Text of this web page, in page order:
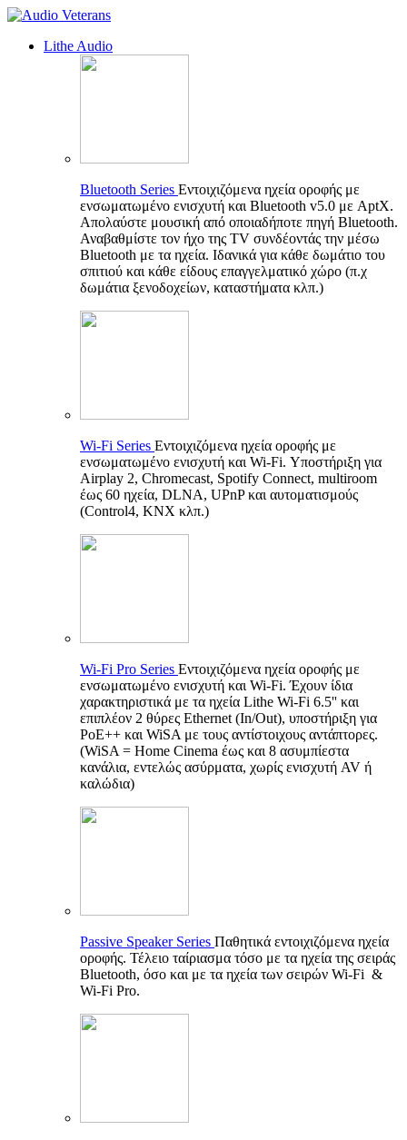
Lithe Audio
Bluetooth Series Εντοιχιζόμενα ηχεία οροφής με
ενσωματωμένο ενισχυτή και Bluetooth v5.0 με AptX.
Απολαύστε μουσική από οποιαδήποτε πηγή Bluetooth.
Αναβαθμίστε τον ήχο της TV συνδέοντάς την μέσω
Bluetooth με τα ηχεία. Ιδανικά για κάθε δωμάτιο του
σπιτιού και κάθε είδους επαγγελματικό χώρο (π.χ
δωμάτια ξενοδοχείων, καταστήματα κλπ.)
Wi-Fi Series Εντοιχιζόμενα ηχεία οροφής με
ενσωματωμένο ενισχυτή και Wi-Fi. Υποστήριξη για
Airplay 2, Chromecast, Spotify Connect, multiroom
έως 60 ηχεία, DLNA, UPnP και αυτοματισμούς
(Control4, KNX κλπ.)
Wi-Fi Pro Series Εντοιχιζόμενα ηχεία οροφής με
ενσωματωμένο ενισχυτή και Wi-Fi. Έχουν ίδια
χαρακτηριστικά με τα ηχεία Lithe Wi-Fi 6.5'' και
επιπλέον 2 θύρες Ethernet (In/Out), υποστήριξη για
PoE++ και WiSA με τους αντίστοιχους αντάπτορες.
(WiSA = Home Cinema έως και 8 ασυμπίεστα
κανάλια, εντελώς ασύρματα, χωρίς ενισχυτή AV ή
καλώδια)
Passive Speaker Series Παθητικά εντοιχιζόμενα ηχεία
οροφής. Τέλειο ταίριασμα τόσο με τα ηχεία της σειράς
Bluetooth, όσο και με τα ηχεία των σειρών Wi-Fi &
Wi-Fi Pro.